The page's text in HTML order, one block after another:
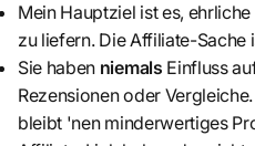
Mein Hauptziel ist es,
zu liefern. Die Affiliate-Sache
Sie haben niemals Einfluss
Rezensionen oder
bleibt 'nen minderwertiges